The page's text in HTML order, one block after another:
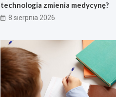
technologia zmienia medycynę?
8 sierpnia 2026